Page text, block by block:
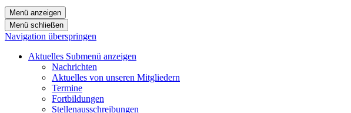
Menü anzeigen
Menü schließen
Navigation überspringen
Aktuelles Submenü anzeigen
Nachrichten
Aktuelles von unseren Mitgliedern
Termine
Fortbildungen
Stellenausschreibungen